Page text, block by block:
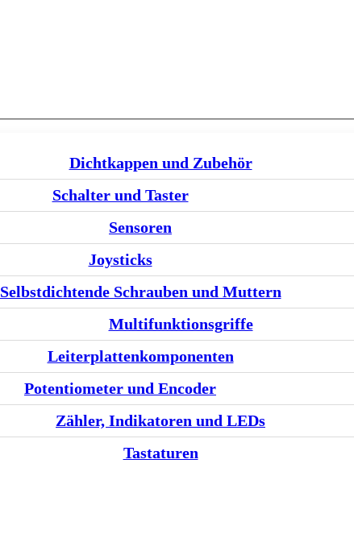
Dichtkappen und Zubehör
Schalter und Taster
Sensoren
Joysticks
Selbstdichtende Schrauben und Muttern
Multifunktionsgriffe
Leiterplattenkomponenten
Potentiometer und Encoder
Zähler, Indikatoren und LEDs
Tastaturen